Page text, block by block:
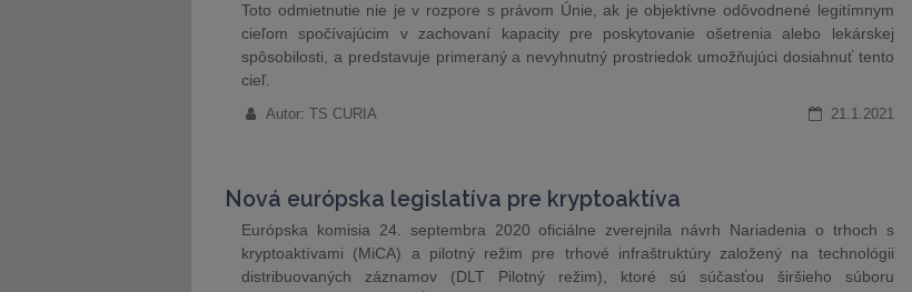
Toto odmietnutie nie je v rozpore s právom Únie, ak je objektívne odôvodnené legitímnym
cieľom spočívajúcim v zachovaní kapacity pre poskytovanie ošetrenia alebo lekárskej
spôsobilosti, a predstavuje primeraný a nevyhnutný prostriedok umožňujúci dosiahnuť tento
cieľ.
Autor: TS CURIA 21.1.2021
Nová európska legislatíva pre kryptoaktíva
Európska komisia 24. septembra 2020 oficiálne zverejnila návrh Nariadenia o trhoch s
kryptoaktívami (MiCA) a pilotný režim pre trhové infraštruktúry založený na technológii
distribuovaných záznamov (DLT Pilotný režim), ktoré sú súčasťou širšieho súboru